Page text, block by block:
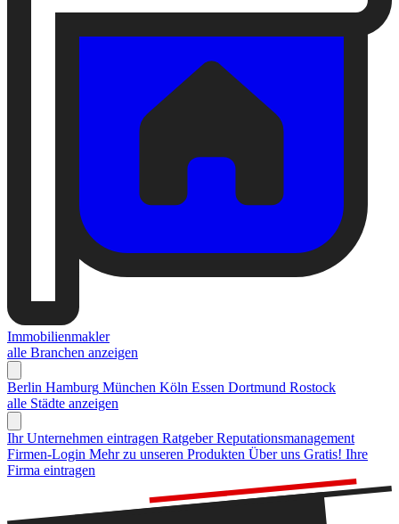
Immobilienmakler
alle Branchen anzeigen
Berlin Hamburg München Köln Essen Dortmund Rostock
alle Städte anzeigen
Ihr Unternehmen eintragen Ratgeber Reputationsmanagement
Firmen-Login Mehr zu unseren Produkten Über uns Gratis! Ihre
Firma eintragen